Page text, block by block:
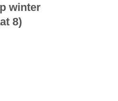
winter
8)
(maat 8) aantal